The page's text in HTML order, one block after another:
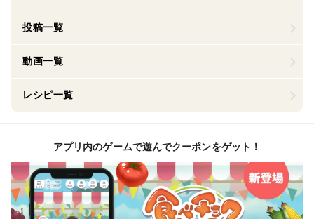
投稿一覧
動画一覧
レシピ一覧
アプリ内のゲームで遊んでクーポンをゲット！